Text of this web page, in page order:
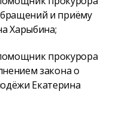
и приёму
Харыбина;
прокурора
закона о
Екатерина